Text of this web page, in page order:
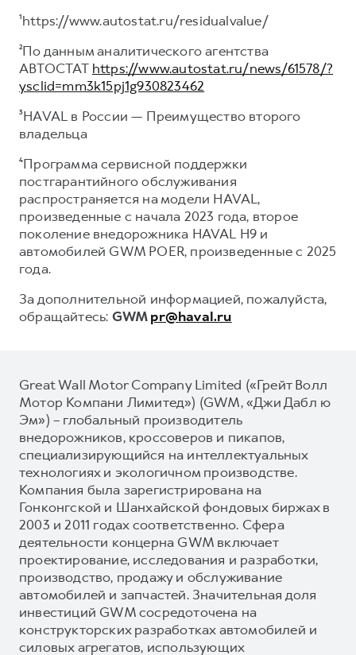
¹https://www.autostat.ru/residualvalue/
²По данным аналитического агентства
АВТОСТАТ https://www.autostat.ru/news/61578/?
ysclid=mm3k15pj1g930823462
³HAVAL в России — Преимущество второго
владельца
⁴Программа сервисной поддержки
постгарантийного обслуживания
распространяется на модели HAVAL,
произведенные с начала 2023 года, второе
поколение внедорожника HAVAL H9 и
автомобилей GWM POER, произведенные с 2025
года.
За дополнительной информацией, пожалуйста,
обращайтесь: GWMpr@haval.ru
Great Wall Motor Company Limited («Грейт Волл
Мотор Компани Лимитед») (GWM, «Джи Дабл ю
Эм») – глобальный производитель
внедорожников, кроссоверов и пикапов,
специализирующийся на интеллектуальных
технологиях и экологичном производстве.
Компания была зарегистрирована на
Гонконгской и Шанхайской фондовых биржах в
2003 и 2011 годах соответственно. Сфера
деятельности концерна GWM включает
проектирование, исследования и разработки,
производство, продажу и обслуживание
автомобилей и запчастей. Значительная доля
инвестиций GWM сосредоточена на
конструкторских разработках автомобилей и
силовых агрегатов, использующих